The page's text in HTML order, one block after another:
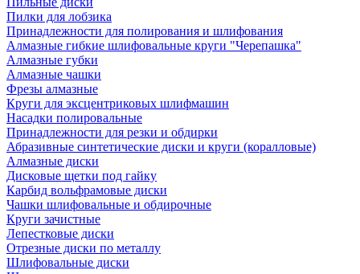
Пилки для лобзика
Принадлежности для полирования и шлифования
Алмазные гибкие шлифовальные круги "Черепашка"
Алмазные губки
Алмазные чашки
Фрезы алмазные
Круги для эксцентриковых шлифмашин
Насадки полировальные
Принадлежности для резки и обдирки
Абразивные синтетические диски и круги (коралловые)
Алмазные диски
Дисковые щетки под гайку
Карбид вольфрамовые диски
Чашки шлифовальные и обдирочные
Круги зачистные
Лепестковые диски
Отрезные диски по металлу
Шлифовальные диски